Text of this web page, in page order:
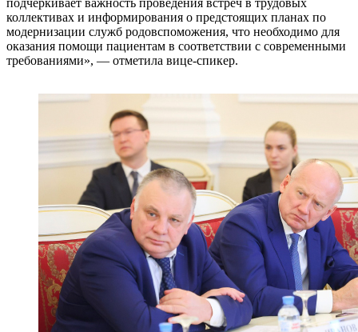
коллективах и информирования о предстоящих планах по
модернизации служб родовспоможения, что необходимо для
оказания помощи пациентам в соответствии с современными
требованиями», — отметила вице-спикер.